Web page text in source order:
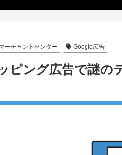
ーチャントセンター Google広告
ピング広告で謎の